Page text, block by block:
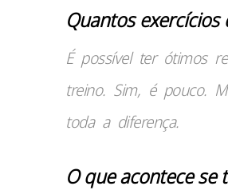
Quantos
É possível ter ótimos
treino. Sim, é pouco.
toda a diferença.
O que acontece se